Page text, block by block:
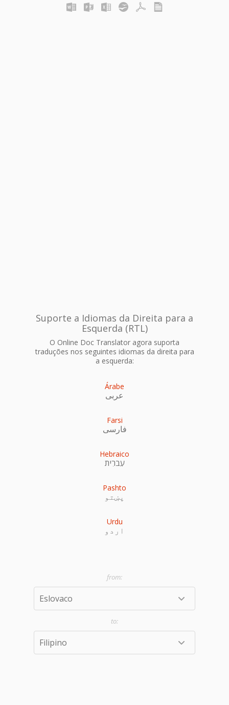
Suporte a Idiomas da Direita para a
Esquerda (RTL)
O Online Doc Translator agora suporta
traduções nos seguintes idiomas da direita para
a esquerda:
Árabe
عربى
Farsi
فارسی
Hebraico
עִברִית
Pashto
پښتو
Urdu
اردو